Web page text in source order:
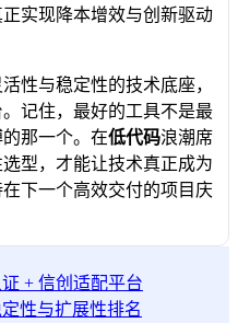
实现降本增效与创新驱动
性与稳定性的技术底座，
记住，最好的工具不是最
那一个。在低代码浪潮席
型，才能让技术真正成为
下一个高效交付的项目庆
+ 信创适配平台
性与扩展性排名